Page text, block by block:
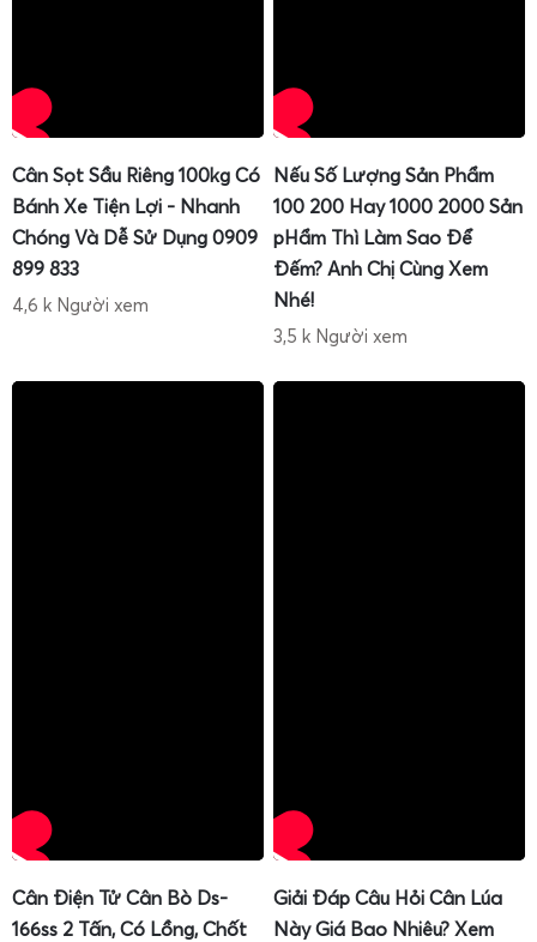
Cân Sọt Sầu Riêng 100kg Có
Bánh Xe Tiện Lợi - Nhanh
Chóng Và Dễ Sử Dụng 0909
899 833
4,6 k Người xem
Nếu Số Lượng Sản Phẩm
100 200 Hay 1000 2000 Sản
pHẩm Thì Làm Sao Để
Đếm? Anh Chị Cùng Xem
Nhé!
3,5 k Người xem
Cân Điện Tử Cân Bò Ds-
166ss 2 Tấn, Có Lồng, Chốt
Giải Đáp Câu Hỏi Cân Lúa
Này Giá Bao Nhiêu? Xem